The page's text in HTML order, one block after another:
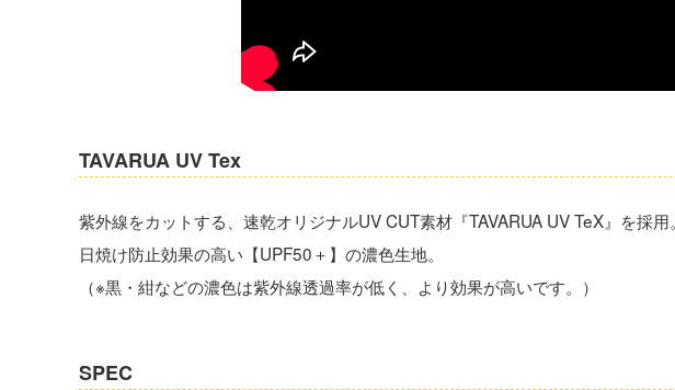
TAVARUA UV Tex
紫外線をカットする、速乾オリジナルUV CUT素材『TAVARUA UV TeX』を採用。
日焼け防止効果の高い【UPF50＋】の濃色生地。
（※黒・紺などの濃色は紫外線透過率が低く、より効果が高いです。）
SPEC